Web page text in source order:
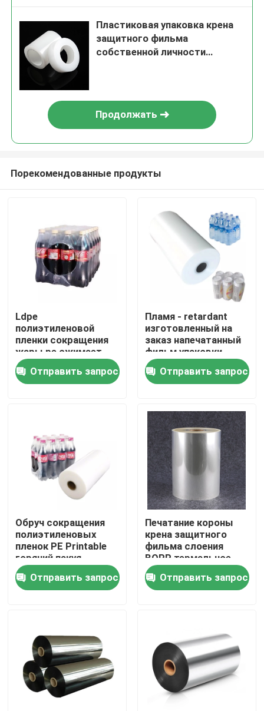
Дом
О нас
Путешествие фабрики
Проверка качества
Свяжитесь мы
Спросите цитату
Клейкая лента бумаги Kraft
Пластиковая упаковка крена
защитного фильма
собственной личности
Продолжать
Порекомендованные продукты
Ldpe
полиэтиленовой
пленки сокращения
жары pe сжимает
пользу фильма
создания
программы-
товаров
Отправить запрос
Пламя - retardant
изготовленный на
заказ напечатанный
фильм упаковки
сокращения pe
сокращение жары
мнущего фильма
Отправить запрос
Обруч сокращения
полиэтиленовых
пленок PE Printable
горячий пакуя
теплоусаживающий
крен фильма
сокращения для
Отправить запрос
Печатание короны
крена защитного
фильма слоения
BOPP термальное
одиночное бортовое
подгоняло
Отправить запрос